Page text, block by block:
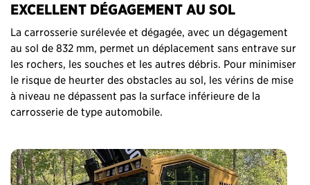
EXCELLENT DÉGAGEMENT AU SOL
La carrosserie surélevée et dégagée, avec un dégagement
au sol de 832 mm, permet un déplacement sans entrave sur
les rochers, les souches et les autres débris. Pour minimiser
le risque de heurter des obstacles au sol, les vérins de mise
à niveau ne dépassent pas la surface inférieure de la
carrosserie de type automobile.